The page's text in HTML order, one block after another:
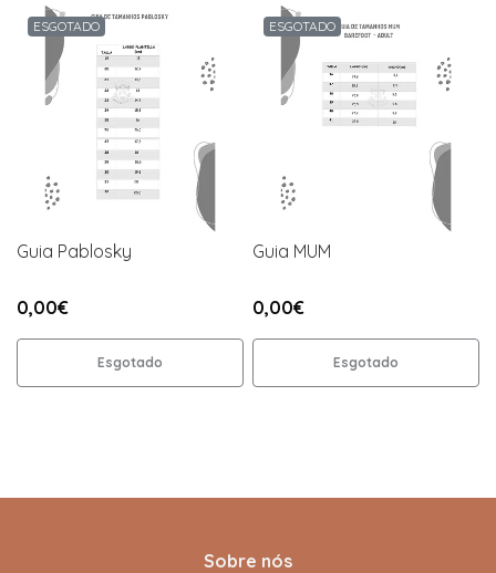
ESGOTADO
Guia Pablosky
0,00€
Esgotado
ESGOTADO
Guia MUM
0,00€
Esgotado
Sobre nós